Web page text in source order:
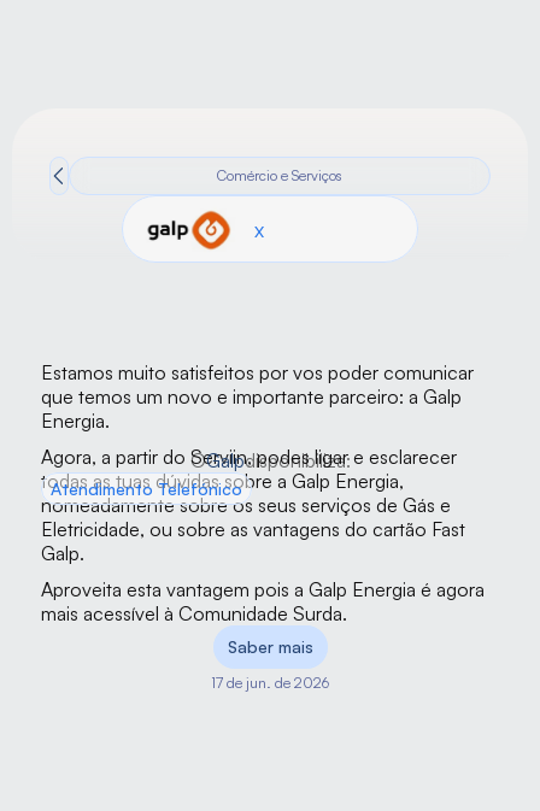
Comércio e Serviços
x
OGalpdisponibiliza:
Atendimento Telefónico
Estamos muito satisfeitos por vos poder comunicar
que temos um novo e importante parceiro: a Galp
Energia.
Agora, a partir do Serviin, podes ligar e esclarecer
todas as tuas dúvidas sobre a Galp Energia,
nomeadamente sobre os seus serviços de Gás e
Eletricidade, ou sobre as vantagens do cartão Fast
Galp.
Aproveita esta vantagem pois a Galp Energia é agora
mais acessível à Comunidade Surda.
Saber mais
17 de jun. de 2026